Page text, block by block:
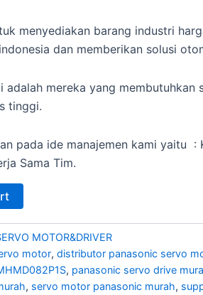
menyediakan barang industri
dan memberikan solusi
adalah mereka yang membutuhkan
tinggi.
pada ide manajemen kami yaitu :
Sama Tim.
MOTOR&DRIVER
motor, distributor panasonic servo
, panasonic servo drive
, servo motor panasonic murah,